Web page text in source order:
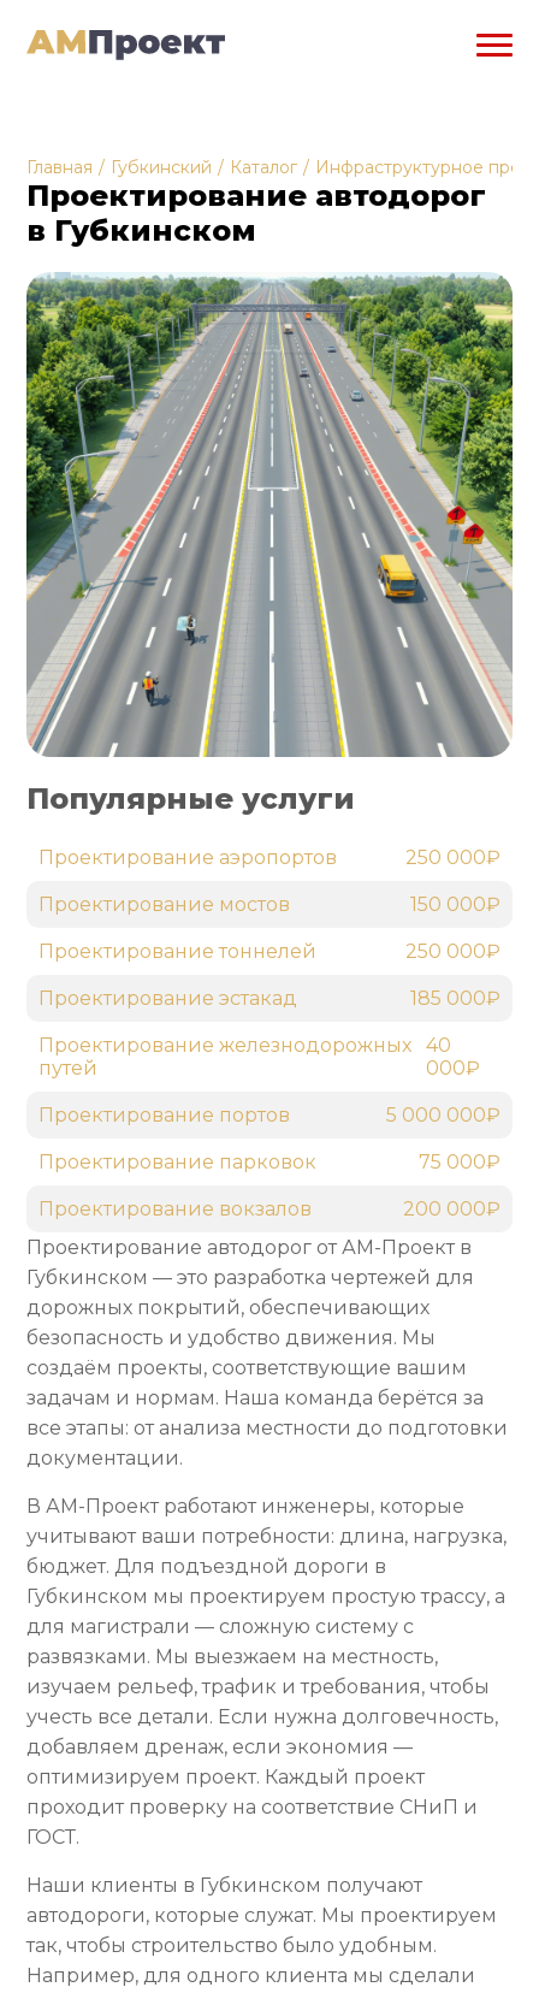
Главная / Губкинский / Каталог / Инфраструктурное
Проектирование автодорог
в Губкинском
Проектирование автодорог от АМ-Проект в
Губкинском — это разработка чертежей для
дорожных покрытий, обеспечивающих
безопасность и удобство движения. Мы
создаём проекты, соответствующие вашим
задачам и нормам. Наша команда берётся за
все этапы: от анализа местности до подготовки
документации.
В АМ-Проект работают инженеры, которые
учитывают ваши потребности: длина, нагрузка,
бюджет. Для подъездной дороги в
Губкинском мы проектируем простую трассу, а
для магистрали — сложную систему с
развязками. Мы выезжаем на местность,
изучаем рельеф, трафик и требования, чтобы
учесть все детали. Если нужна долговечность,
добавляем дренаж, если экономия —
оптимизируем проект. Каждый проект
проходит проверку на соответствие СНиП и
ГОСТ.
Наши клиенты в Губкинском получают
автодороги, которые служат. Мы проектируем
так, чтобы строительство было удобным.
Например, для одного клиента мы сделали
Популярные услуги
Проектирование аэропортов 250 000₽
Проектирование мостов 150 000₽
Проектирование тоннелей 250 000₽
Проектирование эстакад 185 000₽
Проектирование железнодорожных
путей
40
000₽
Проектирование портов 5 000 000₽
Проектирование парковок 75 000₽
Проектирование вокзалов 200 000₽